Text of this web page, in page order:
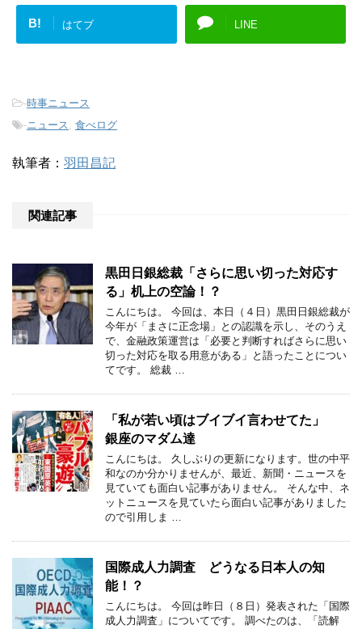
B! はてブ LINE
-時事ニュース
-ニュース, 食べログ
執筆者： 羽田昌記
関連記事
黒田日銀総裁「さらに思い切った対応す
る」机上の空論！？
こんにちは。 今回は、本日（４日）黒田日銀総裁が
今年が「まさに正念場」との認識を示し、そのうえ
で、金融政策運営は「必要と判断すればさらに思い
切った対応を取る用意がある」と語ったことについ
てです。 総裁 …
「私が若い頃はブイブイ言わせてた」
銀座のマダム達
こんにちは。 久しぶりの更新になります。世の中平
和なのか分かりませんが、最近、新聞・ニュースを
見ていても面白い記事がありません。 そんな中、ネ
ットニュースを見ていたら面白い記事がありました
ので引用しま …
国際成人力調査 どうなる日本人の知
能！？
こんにちは。 今回は昨日（８日）発表された「国際
成人力調査」についてです。 調べたのは、「読解